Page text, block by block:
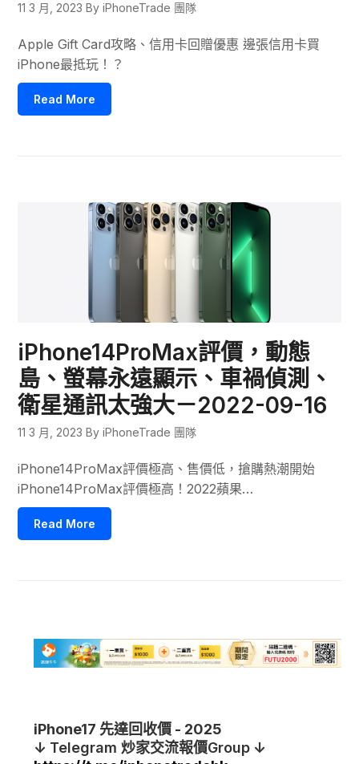
11 3 月, 2023 By iPhoneTrade 團隊
Apple Gift Card攻略、信用卡回贈優惠 邊張信用卡買
iPhone最抵玩！？
Read More
iPhone14ProMax評價，動態
島、螢幕永遠顯示、車禍偵測、
衛星通訊太強大－2022-09-16
11 3 月, 2023 By iPhoneTrade 團隊
iPhone14ProMax評價極高、售價低，搶購熱潮開始
iPhone14ProMax評價極高！2022蘋果…
Read More
iPhone17 先達回收價 - 2025
↓ Telegram 炒家交流報價Group ↓